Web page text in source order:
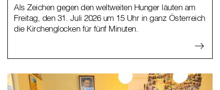
Als Zeichen gegen den weltweiten Hunger läuten am
Freitag, den 31. Juli 2026 um 15 Uhr in ganz Österreich
die Kirchenglocken für fünf Minuten.